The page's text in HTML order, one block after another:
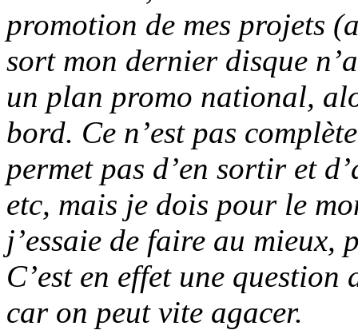
promotion de mes projets
sort mon dernier disque
un plan promo national,
bord. Ce n’est pas
permet pas d’en sortir et
etc, mais je dois pour le
j’essaie de faire au mieux,
C’est en effet une
car on peut vite agacer.